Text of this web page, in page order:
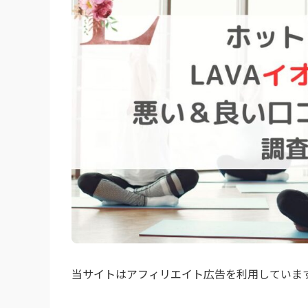
当サイトはアフィリエイト広告を利用していま